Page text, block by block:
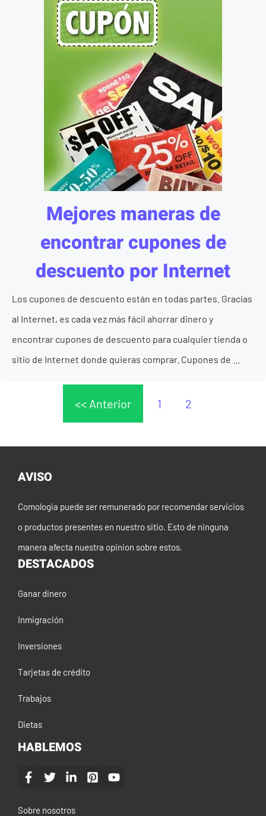
Mejores maneras de
encontrar cupones de
descuento por Internet
Los cupones de descuento están en todas partes. Gracias
al Internet, es cada vez más fácil ahorrar dinero y
encontrar cupones de descuento para cualquier tienda o
sitio de Internet donde quieras comprar. Cupones de ...
<< Anterior 1 2
AVISO
Comologia puede ser remunerado por recomendar servicios
o productos presentes en nuestro sitio. Esto de ninguna
manera afecta nuestra opinion sobre estos.
DESTACADOS
Ganar dinero
Inmigración
Inversiones
Tarjetas de crédito
Trabajos
Dietas
HABLEMOS
Sobre nosotros